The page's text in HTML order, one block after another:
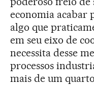
economia acabar
algo que
em seu eixo de
necessita desse
processos
mais de um